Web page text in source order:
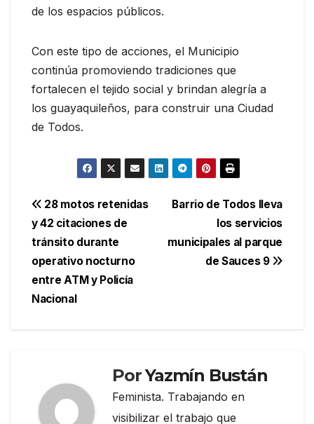
de los espacios públicos.
Con este tipo de acciones, el Municipio
continúa promoviendo tradiciones que
fortalecen el tejido social y brindan alegría a
los guayaquileños, para construir una Ciudad
de Todos.
Navegación
de
entradas
Barrio de Todos lleva
los servicios
municipales al parque
de Sauces 9
28 motos retenidas
y 42 citaciones de
tránsito durante
operativo nocturno
entre ATM y Policía
Nacional
PorYazmín Bustán
Feminista. Trabajando en
visibilizar el trabajo que